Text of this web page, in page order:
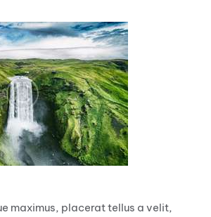
maximus, placerat tellus a velit,